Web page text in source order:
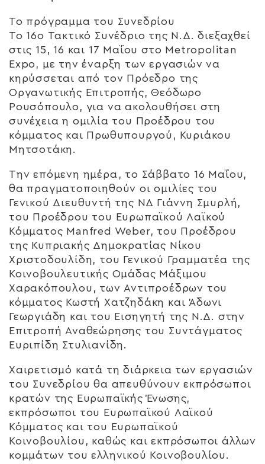
Το πρόγραμμα του Συνεδρίου
Το 16ο Τακτικό Συνέδριο της Ν.Δ. διεξαχθεί
στις 15, 16 και 17 Μαΐου στο Metropolitan
Expo, με την έναρξη των εργασιών να
κηρύσσεται από τον Πρόεδρο της
Οργανωτικής Επιτροπής, Θεόδωρο
Ρουσόπουλο, για να ακολουθήσει στη
συνέχεια η ομιλία του Προέδρου του
κόμματος και Πρωθυπουργού, Κυριάκου
Μητσοτάκη.
Την επόμενη ημέρα, το Σάββατο 16 Μαΐου,
θα πραγματοποιηθούν οι ομιλίες του
Γενικού Διευθυντή της ΝΔ Γιάννη Σμυρλή,
του Προέδρου του Ευρωπαϊκού Λαϊκού
Κόμματος Manfred Weber, του Προέδρου
της Κυπριακής Δημοκρατίας Νίκου
Χριστοδουλίδη, του Γενικού Γραμματέα της
Κοινοβουλευτικής Ομάδας Μάξιμου
Χαρακόπουλου, των Αντιπροέδρων του
κόμματος Κωστή Χατζηδάκη και Άδωνι
Γεωργιάδη και του Εισηγητή της Ν.Δ. στην
Επιτροπή Αναθεώρησης του Συντάγματος
Ευριπίδη Στυλιανίδη.
Χαιρετισμό κατά τη διάρκεια των εργασιών
του Συνεδρίου θα απευθύνουν εκπρόσωποι
κρατών της Ευρωπαϊκής Ένωσης,
εκπρόσωποι του Ευρωπαϊκού Λαϊκού
Κόμματος και του Ευρωπαϊκού
Κοινοβουλίου, καθώς και εκπρόσωποι άλλων
κομμάτων του ελληνικού Κοινοβουλίου.